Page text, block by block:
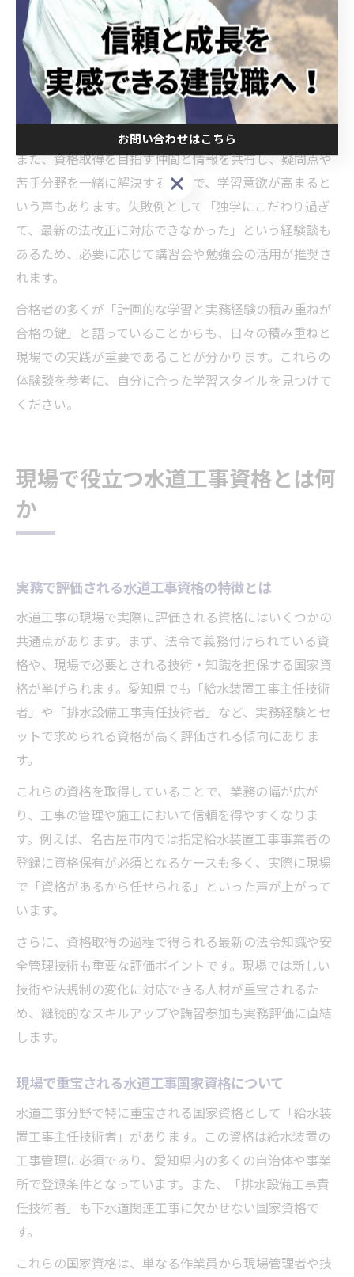
実際に愛知県で水道工事資格を取得した先輩たちの体験
談は、合格を目指す方にとって大きなヒントとなりま
す。例えば「働きながら勉強時間を捻出するため、通勤
中に問題集を解いた」「現場で先輩技術者から実務のコ
ツを教わった」など、生活や仕事と両立する工夫が多く
語られています。
また、資格取得を目指す仲間と情報を共有し、疑問点や
苦手分野を一緒に解決することで、学習意欲が高まると
いう声もあります。失敗例として「独学にこだわり過ぎ
て、最新の法改正に対応できなかった」という経験談も
あるため、必要に応じて講習会や勉強会の活用が推奨さ
れます。
合格者の多くが「計画的な学習と実務経験の積み重ねが
合格の鍵」と語っていることからも、日々の積み重ねと
現場での実践が重要であることが分かります。これらの
体験談を参考に、自分に合った学習スタイルを見つけて
ください。
現場で役立つ水道工事資格とは何
か
実務で評価される水道工事資格の特徴とは
水道工事の現場で実際に評価される資格にはいくつかの
共通点があります。まず、法令で義務付けられている資
格や、現場で必要とされる技術・知識を担保する国家資
格が挙げられます。愛知県でも「給水装置工事主任技術
者」や「排水設備工事責任技術者」など、実務経験とセ
ットで求められる資格が高く評価される傾向にありま
す。
これらの資格を取得していることで、業務の幅が広が
り、工事の管理や施工において信頼を得やすくなりま
す。例えば、名古屋市内では指定給水装置工事事業者の
登録に資格保有が必須となるケースも多く、実際に現場
で「資格があるから任せられる」といった声が上がって
います。
さらに、資格取得の過程で得られる最新の法令知識や安
全管理技術も重要な評価ポイントです。現場では新しい
技術や法規制の変化に対応できる人材が重宝されるた
め、継続的なスキルアップや講習参加も実務評価に直結
します。
現場で重宝される水道工事国家資格について
水道工事分野で特に重宝される国家資格として「給水装
置工事主任技術者」があります。この資格は給水装置の
工事管理に必須であり、愛知県内の多くの自治体や事業
所で登録条件となっています。また、「排水設備工事責
任技術者」も下水道関連工事に欠かせない国家資格で
す。
これらの国家資格は、単なる作業員から現場管理者や技
お問い合わせはこちら
お問い合わせはこちら